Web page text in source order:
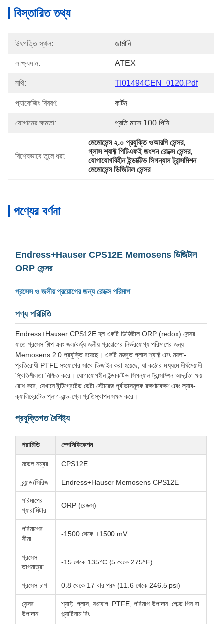
বিস্তারিত তথ্য
উৎপত্তি স্থল: জার্মানি
সাক্ষ্যদান: ATEX
নথি: TI01494CEN_0120.pdf
প্যাকেজিং বিবরণ: কার্টন
যোগানের ক্ষমতা: প্রতি মাসে 100 পিসি
বিশেষভাবে তুলে ধরা:
মেমোসেন্স ২.০ প্রযুক্তি ওআরপি সেন্সর,
গ্লাস শ্যাফ্ট পিটিএফই জংশন রেডক্স সেন্সর,
যোগাযোগবিহীন ইন্ডাক্টিভ সিগন্যাল ট্রান্সমিশন
মেমোসেন্স ডিজিটাল সেন্সর
পণ্যের বর্ণনা
Endress+Hauser CPS12E Memosens ডিজিটাল
ORP সেন্সর
প্রসেস ও জলীয় প্রয়োগের জন্য রেডক্স পরিমাপ
পণ্য পরিচিতি
Endress+Hauser CPS12E হল একটি ডিজিটাল ORP (redox) সেন্সর
যাতে প্রসেস শিল্প এবং জল/বর্জ্য জলীয় প্রয়োগের নির্ভরযোগ্য পরিমাপের জন্য
Memosens 2.0 প্রযুক্তি রয়েছে। একটি মজবুত গ্লাস শ্যাফ্ট এবং ময়লা-
প্রতিরোধী PTFE সংযোগের সাথে ডিজাইন করা হয়েছে, যা কঠোর মাধ্যমে দীর্ঘমেয়াদী
স্থিতিশীলতা নিশ্চিত করে। যোগাযোগহীন ইন্ডাকটিভ সিগন্যাল ট্রান্সমিশন আর্দ্রতা ক্ষয়
রোধ করে, যেখানে ইন্টিগ্রেটেড ডেটা স্টোরেজ পূর্বাভাসমূলক রক্ষণাবেক্ষণ এবং ল্যাব-
ক্যালিব্রেটেড প্লাগ-এন্ড-প্লে প্রতিস্থাপন সক্ষম করে।
প্রযুক্তিগত বৈশিষ্ট্য
পরামিতি স্পেসিফিকেশন
মডেল নম্বর CPS12E
ব্র্যান্ড/সিরিজ Endress+Hauser Memosens CPS12E
পরিমাপের
প্যারামিটার
ORP (রেডক্স)
পরিমাপের
সীমা
-1500 থেকে +1500 mV
প্রসেস
তাপমাত্রা
-15 থেকে 135°C (5 থেকে 275°F)
প্রসেস চাপ 0.8 থেকে 17 বার পরম (11.6 থেকে 246.5 psi)
সেন্সর
উপাদান
শ্যাফ্ট: গ্লাস; সংযোগ: PTFE; পরিমাপ উপাদান: গোল্ড পিন বা
প্ল্যাটিনাম রিং